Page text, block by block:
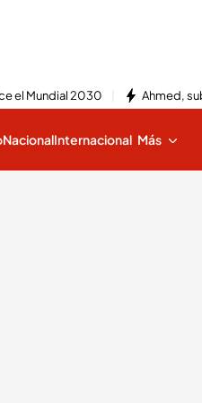
el Mundial 2030 Ahmed,
NacionalInternacional Más